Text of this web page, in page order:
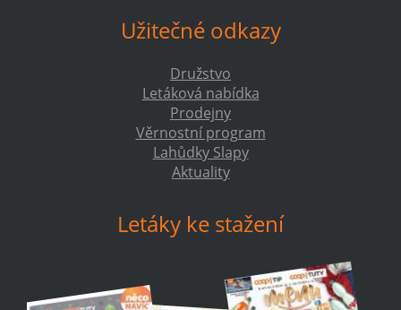
Užitečné odkazy
Družstvo
Letáková nabídka
Prodejny
Věrnostní program
Lahůdky Slapy
Aktuality
Letáky ke stažení